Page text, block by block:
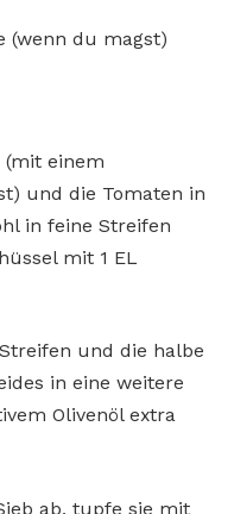
(wenn du magst)
(mit einem
und die Tomaten in
in feine Streifen
mit 1 EL
und die halbe
in eine weitere
Olivenöl extra
ab, tupfe sie mit